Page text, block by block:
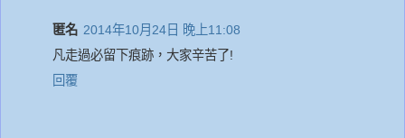
匿名 2014年10月24日 晚上11:08
凡走過必留下痕跡，大家辛苦了!
回覆